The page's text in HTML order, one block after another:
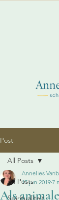
Post
All Posts
Spiritualiteit
All Posts
Als
Annelies
17 jun 2019 7